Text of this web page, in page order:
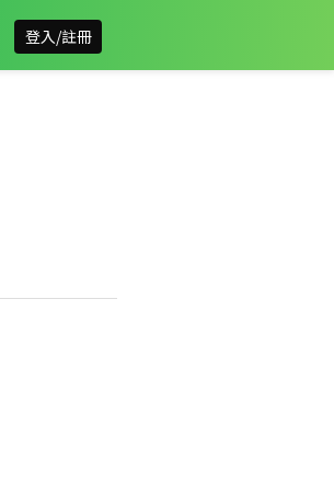
登入/註冊